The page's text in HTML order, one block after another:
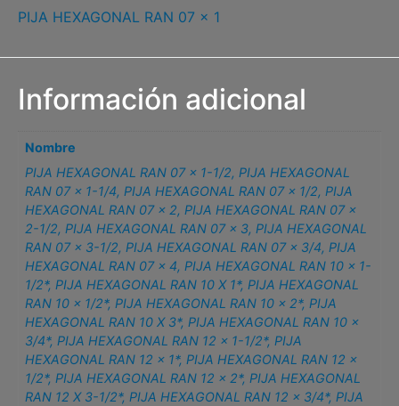
PIJA HEXAGONAL RAN 07 x 1
Información adicional
Nombre
PIJA HEXAGONAL RAN 07 x 1-1/2,PIJA HEXAGONAL
RAN 07 x 1-1/4,PIJA HEXAGONAL RAN 07 x 1/2,PIJA
HEXAGONAL RAN 07 x 2,PIJA HEXAGONAL RAN 07 x
2-1/2,PIJA HEXAGONAL RAN 07 x 3,PIJA HEXAGONAL
RAN 07 x 3-1/2,PIJA HEXAGONAL RAN 07 x 3/4,PIJA
HEXAGONAL RAN 07 x 4,PIJA HEXAGONAL RAN 10 x 1-
1/2*,PIJA HEXAGONAL RAN 10 X 1*,PIJA HEXAGONAL
RAN 10 x 1/2*,PIJA HEXAGONAL RAN 10 x 2*,PIJA
HEXAGONAL RAN 10 X 3*,PIJA HEXAGONAL RAN 10 x
3/4*,PIJA HEXAGONAL RAN 12 x 1-1/2*,PIJA
HEXAGONAL RAN 12 x 1*,PIJA HEXAGONAL RAN 12 x
1/2*,PIJA HEXAGONAL RAN 12 x 2*,PIJA HEXAGONAL
RAN 12 X 3-1/2*,PIJA HEXAGONAL RAN 12 x 3/4*,PIJA